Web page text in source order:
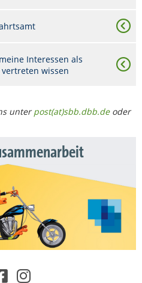
Interessen als
wissen
unterpost(at)sbb.dbb.deoder